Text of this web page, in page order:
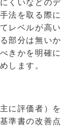
くいなどのデ
法を取る際に
レベルが高い
部分は無いか
きかを明確に
します。
に評価者）を
準書の改善点